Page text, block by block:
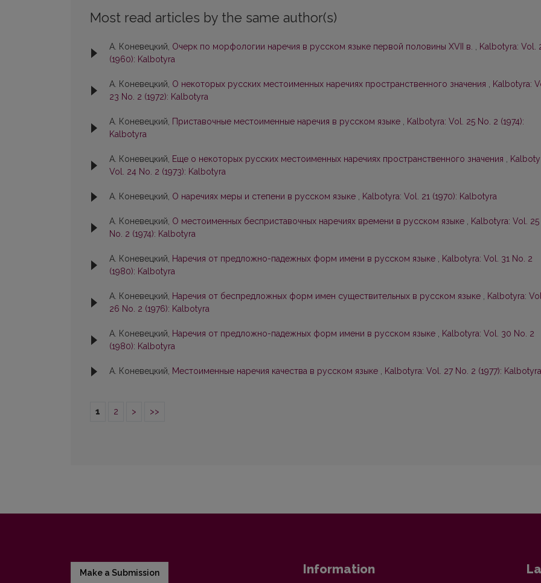
Most read articles by the same author(s)
А. Коневецкий, Очерк по морфологии наречия в русском языке первой половины XVII в. , Kalbotyra: Vol.
(1960): Kalbotyra
А. Коневецкий, О некоторых русских местоименных наречиях пространственного значения , Kalbotyra:
23 No. 2 (1972): Kalbotyra
А. Коневецкий, Приставочные местоименные наречия в русском языке , Kalbotyra: Vol. 25 No. 2 (1974):
Kalbotyra
А. Коневецкий, Еще о некоторых русских местоименных наречиях пространственного значения ,
Vol. 24 No. 2 (1973): Kalbotyra
А. Коневецкий, О наречиях меры и степени в русском языке , Kalbotyra: Vol. 21 (1970): Kalbotyra
А. Коневецкий, О местоименных бесприставочных наречиях времени в русском языке , Kalbotyra: Vol. 25
No. 2 (1974): Kalbotyra
А. Коневецкий, Наречия от предложно-падежных форм имени в русском языке , Kalbotyra: Vol. 31 No. 2
(1980): Kalbotyra
А. Коневецкий, Наречия от беспредложных форм имен существительных в русском языке , Kalbotyra:
26 No. 2 (1976): Kalbotyra
А. Коневецкий, Наречия от предложно-падежных форм имени в русском языке , Kalbotyra: Vol. 30 No. 2
(1980): Kalbotyra
А. Коневецкий, Местоименные наречия качества в русском языке , Kalbotyra: Vol. 27 No. 2 (1977): Kalbotyra
1 2 > >>
Make a Submission Information